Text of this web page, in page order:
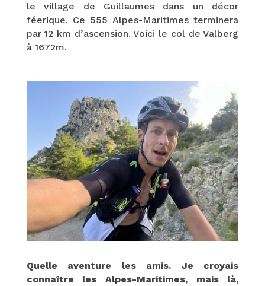
le village de Guillaumes dans un décor
féerique. Ce 555 Alpes-Maritimes terminera
par 12 km d’ascension. Voici le col de Valberg
à 1672m.
Quelle aventure les amis. Je croyais
connaître les Alpes-Maritimes, mais là,